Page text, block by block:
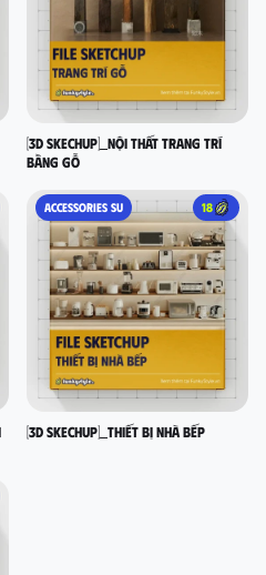
[3D SKECHUP]_Nội thất trang trí
bằng gỗ
ACCESSORIES SU 18
[3D SKECHUP]_Thiết bị nhà bếp